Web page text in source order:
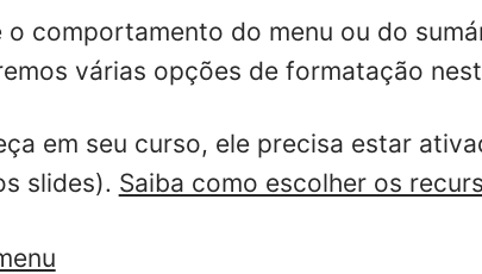
o comportamento do menu ou do
várias opções de formatação
em seu curso, ele precisa estar
slides). Saiba como escolher os